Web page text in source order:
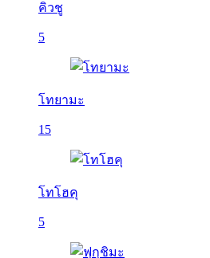
คิวชู
5
โทยามะ
15
โทโฮคุ
5